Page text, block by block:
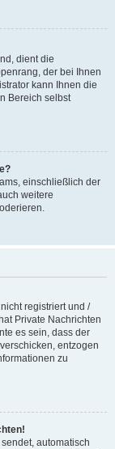
dient die
der bei Ihnen
kann Ihnen die
Bereich selbst
einschließlich der
weitere
registriert und /
Private Nachrichten
es sein, dass der
entzogen
zu
automatisch